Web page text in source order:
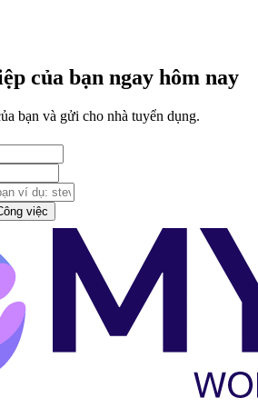
của bạn ngay hôm nay
bạn và gửi cho nhà tuyển dụng.
việc